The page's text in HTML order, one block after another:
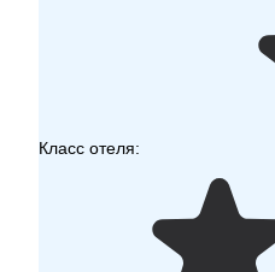
Класс отеля: